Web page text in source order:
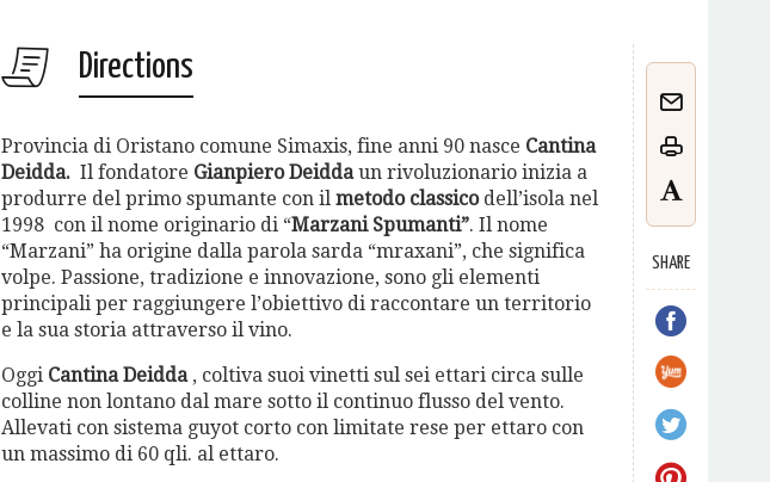
Directions
SHARE
Provincia di Oristano comune Simaxis, fine anni 90 nasce Cantina
Deidda. Il fondatore Gianpiero Deiddaun rivoluzionario inizia a
produrre del primo spumante con il metodo classicodell’isola nel
1998 con il nome originario di “Marzani Spumanti”. Il nome
“Marzani” ha origine dalla parola sarda “mraxani”, che significa
volpe. Passione, tradizione e innovazione, sono gli elementi
principali per raggiungere l’obiettivo di raccontare un territorio
e la sua storia attraverso il vino.
Oggi Cantina Deidda, coltiva suoi vinetti sul sei ettari circa sulle
colline non lontano dal mare sotto il continuo flusso del vento.
Allevati con sistema guyot corto con limitate rese per ettaro con
un massimo di 60 qli. al ettaro.